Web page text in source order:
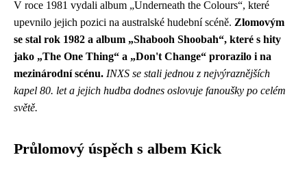
V roce 1981 vydali album „Underneath the Colours“, které
upevnilo jejich pozici na australské hudební scéně. Zlomovým
se stal rok 1982 a album „Shabooh Shoobah“, které s hity
jako „The One Thing“ a „Don't Change“ prorazilo i na
mezinárodní scénu. INXS se stali jednou z nejvýraznějších
kapel 80. let a jejich hudba dodnes oslovuje fanoušky po celém
světě.
Průlomový úspěch s albem Kick